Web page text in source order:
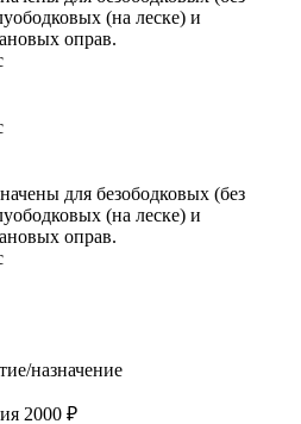
(на леске) и
оправ.
для безободковых (без
(на леске) и
оправ.
назначение
2000 ₽